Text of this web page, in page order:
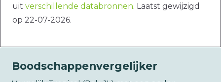
uit verschillende databronnen. Laatst gewijzigd
op 22-07-2026.
Boodschappenvergelijker